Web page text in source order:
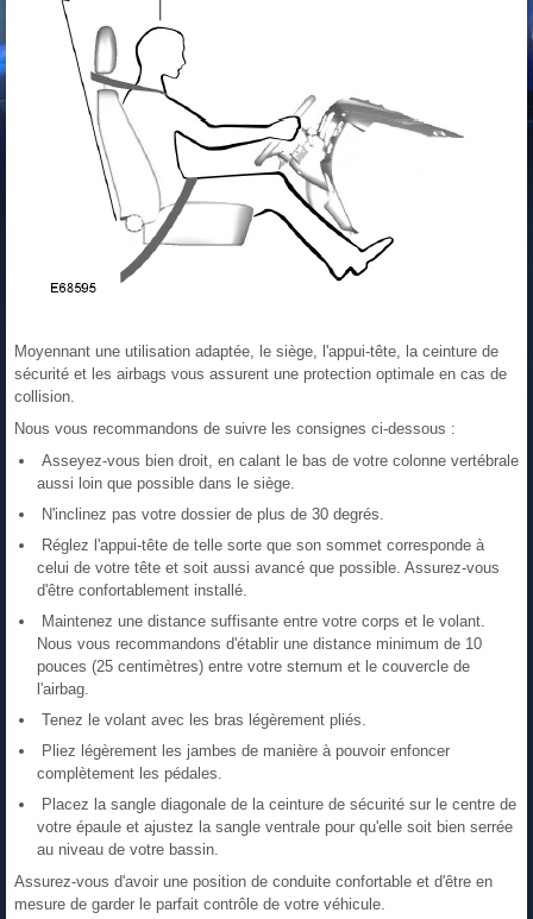
Moyennant une utilisation adaptée, le siège, l'appui-tête, la ceinture de
sécurité et les airbags vous assurent une protection optimale en cas de
collision.
Nous vous recommandons de suivre les consignes ci-dessous :
Asseyez-vous bien droit, en calant le bas de votre colonne vertébrale
aussi loin que possible dans le siège.
N'inclinez pas votre dossier de plus de 30 degrés.
Réglez l'appui-tête de telle sorte que son sommet corresponde à
celui de votre tête et soit aussi avancé que possible. Assurez-vous
d'être confortablement installé.
Maintenez une distance suffisante entre votre corps et le volant.
Nous vous recommandons d'établir une distance minimum de 10
pouces (25 centimètres) entre votre sternum et le couvercle de
l'airbag.
Tenez le volant avec les bras légèrement pliés.
Pliez légèrement les jambes de manière à pouvoir enfoncer
complètement les pédales.
Placez la sangle diagonale de la ceinture de sécurité sur le centre de
votre épaule et ajustez la sangle ventrale pour qu'elle soit bien serrée
au niveau de votre bassin.
Assurez-vous d'avoir une position de conduite confortable et d'être en
mesure de garder le parfait contrôle de votre véhicule.